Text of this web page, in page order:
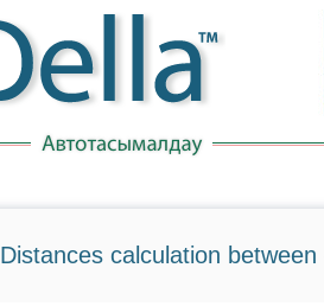
Distances calculation